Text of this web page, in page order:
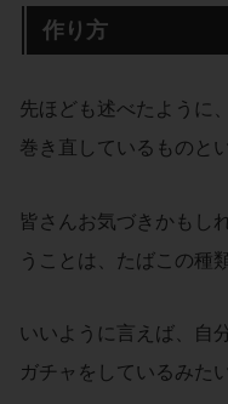
作り方
先ほども述べたように
巻き直しているものと
皆さんお気づきかもし
うことは、たばこの種
いいように言えば、自
ガチャをしているみた